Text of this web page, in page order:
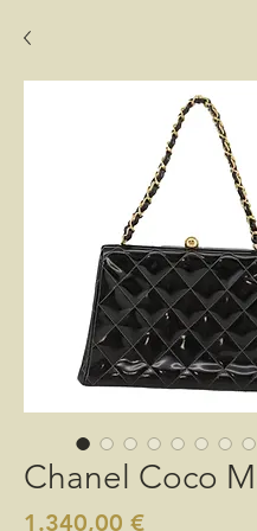
Chanel Coco
1.340,00 €Preis